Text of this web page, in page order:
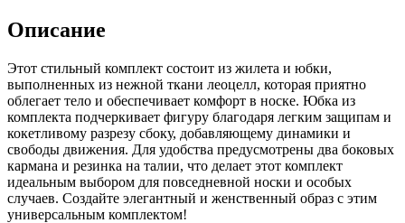
Описание
Этот стильный комплект состоит из жилета и юбки,
выполненных из нежной ткани леоцелл, которая приятно
облегает тело и обеспечивает комфорт в носке. Юбка из
комплекта подчеркивает фигуру благодаря легким защипам и
кокетливому разрезу сбоку, добавляющему динамики и
свободы движения. Для удобства предусмотрены два боковых
кармана и резинка на талии, что делает этот комплект
идеальным выбором для повседневной носки и особых
случаев. Создайте элегантный и женственный образ с этим
универсальным комплектом!